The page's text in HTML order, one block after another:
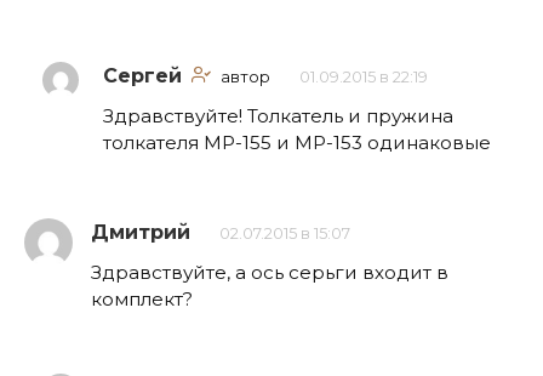
Сергей автор 01.09.2015 в 22:19
Здравствуйте! Толкатель и пружина
толкателя МР-155 и МР-153 одинаковые
Дмитрий 02.07.2015 в 15:07
Здравствуйте, а ось серьги входит в
комплект?